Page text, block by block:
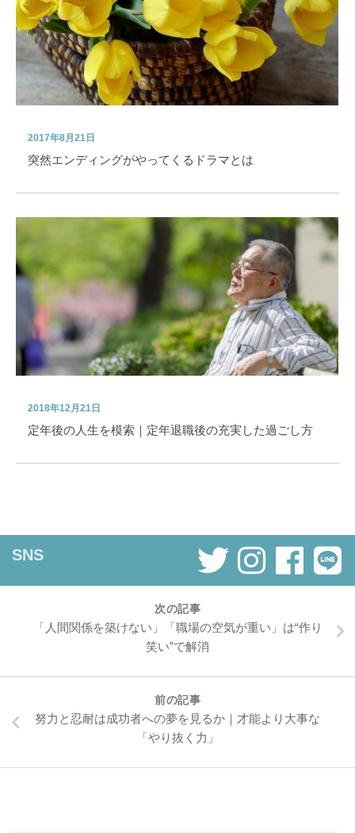
2017年8月21日
突然エンディングがやってくるドラマとは
2018年12月21日
定年後の人生を模索｜定年退職後の充実した過ごし方
SNS
次の記事
「人間関係を築けない」「職場の空気が重い」は“作り
笑い”で解消
前の記事
努力と忍耐は成功者への夢を見るか｜才能より大事な
「やり抜く力」